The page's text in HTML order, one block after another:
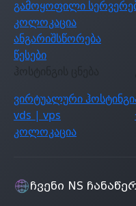
გამოყოფილი
კოლოკაცია
ანგარიშსწორება
წესები
ჰოსტინგის ცნება
ვირტუალური ჰოსტინგი
vds | vps
კოლოკაცია
ჩვენი NS